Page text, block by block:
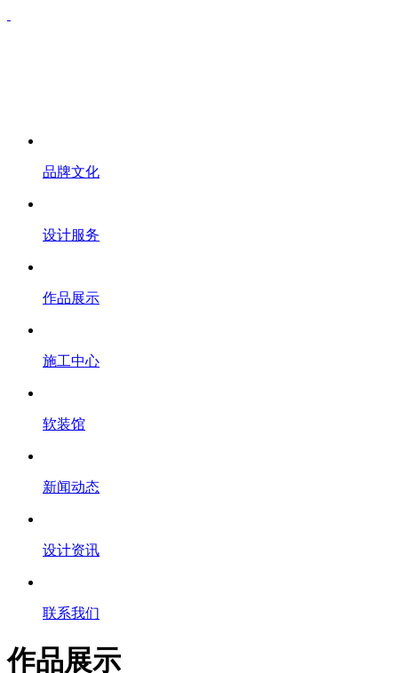
品牌文化
设计服务
作品展示
施工中心
软装馆
新闻动态
设计资讯
联系我们
作品展示